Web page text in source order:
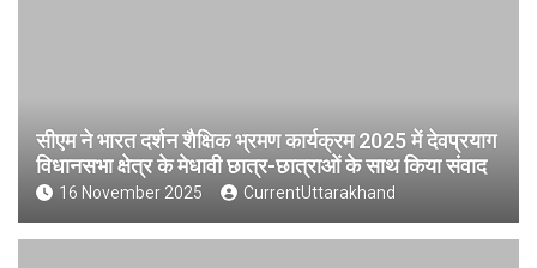
सीएम ने भारत दर्शन शैक्षिक भ्रमण कार्यक्रम 2025 में देवप्रयाग
विधानसभा क्षेत्र के मेधावी छात्र-छात्राओं के साथ किया संवाद
16 November 2025 CurrentUttarakhand